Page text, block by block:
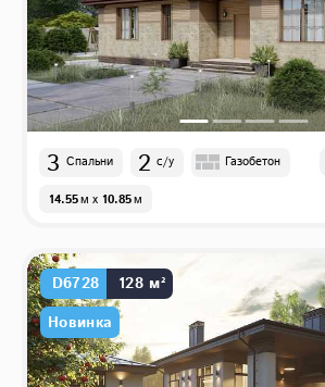
3 Спальни 2 с/у Газобетон
14.55м x 10.85м
D6728
128 м²
Новинка